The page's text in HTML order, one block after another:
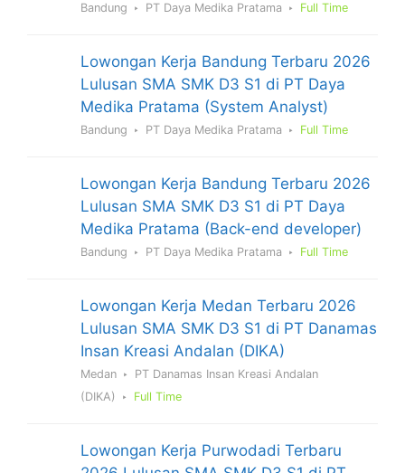
Bandung PT Daya Medika Pratama Full Time
Lowongan Kerja Bandung Terbaru 2026
Lulusan SMA SMK D3 S1 di PT Daya
Medika Pratama (System Analyst)
Bandung PT Daya Medika Pratama Full Time
Lowongan Kerja Bandung Terbaru 2026
Lulusan SMA SMK D3 S1 di PT Daya
Medika Pratama (Back-end developer)
Bandung PT Daya Medika Pratama Full Time
Lowongan Kerja Medan Terbaru 2026
Lulusan SMA SMK D3 S1 di PT Danamas
Insan Kreasi Andalan (DIKA)
Medan
PT Danamas Insan Kreasi Andalan
(DIKA)
Full Time
Lowongan Kerja Purwodadi Terbaru